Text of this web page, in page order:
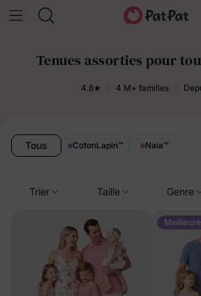
Tenues assorties pour
4.8★ 4 M+ familles
Tous CotonLapin™ Naia™
Trier Taille Genre